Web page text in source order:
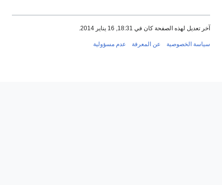
آخر تعديل لهذه الصفحة كان في 18:31, 16 يناير 2014.
سياسة الخصوصية عن المعرفة عدم مسؤولية